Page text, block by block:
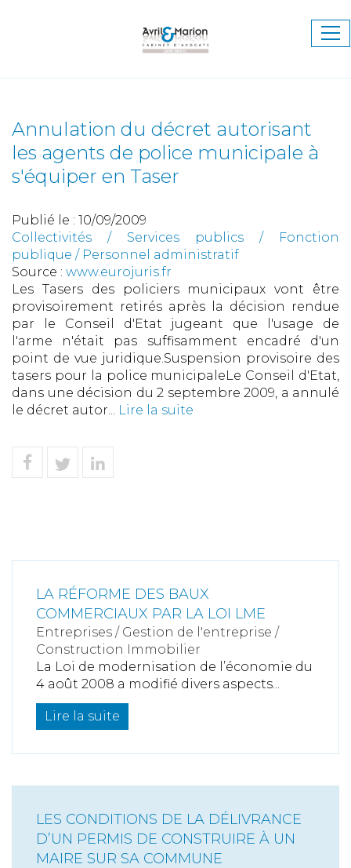
Annulation du décret autorisant
les agents de police municipale à
s'équiper en Taser
Publié le : 10/09/2009
Collectivités / Services publics /
Fonction
publique / Personnel administratif
Source : www.eurojuris.fr
Les Tasers des policiers municipaux vont être
provisoirement retirés après la décision rendue
par le Conseil d'Etat jugeant que l'usage de
l'arme n'était pas suffisamment encadré d'un
point de vue juridique.Suspension provisoire des
tasers pour la police municipaleLe Conseil d'Etat,
dans une décision du 2 septembre 2009, a annulé
le décret autor... Lire la suite
LA RÉFORME DES BAUX
COMMERCIAUX PAR LA LOI LME
Entreprises / Gestion de l'entreprise /
Construction Immobilier
La Loi de modernisation de l’économie du
4 août 2008 a modifié divers aspects...
Lire la suite
LES CONDITIONS DE LA DÉLIVRANCE
D’UN PERMIS DE CONSTRUIRE À UN
MAIRE SUR SA COMMUNE